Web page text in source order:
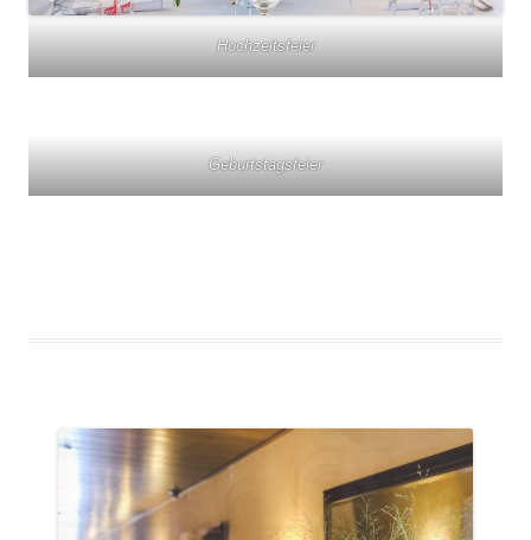
Hochzeitsfeier
Geburtstagsfeier